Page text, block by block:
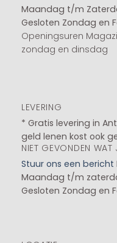
Maandag t/m
Gesloten Zondag en
Openingsuren
zondag en dinsdag
LEVERING
* Gratis levering in
geld lenen kost ook
NIET GEVONDEN WAT
Stuur ons een bericht
Maandag t/m
Gesloten Zondag en